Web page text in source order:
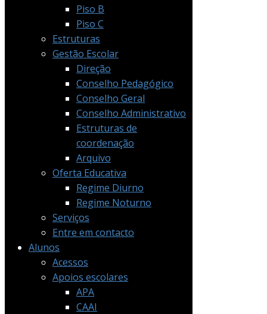
Piso B
Piso C
Estruturas
Gestão Escolar
Direção
Conselho Pedagógico
Conselho Geral
Conselho Administrativo
Estruturas de
coordenação
Arquivo
Oferta Educativa
Regime Diurno
Regime Noturno
Serviços
Entre em contacto
Alunos
Acessos
Apoios escolares
APA
CAAI